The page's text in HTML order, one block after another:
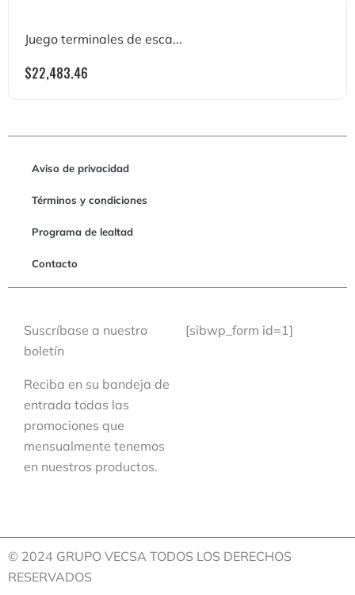
Juego terminales de esca...
$22,483.46
Aviso de privacidad
Términos y condiciones
Programa de lealtad
Contacto
Suscríbase a nuestro
boletín
Reciba en su bandeja de
entrada todas las
promociones que
mensualmente tenemos
en nuestros productos.
[sibwp_form id=1]
© 2024 GRUPO VECSA TODOS LOS DERECHOS
RESERVADOS